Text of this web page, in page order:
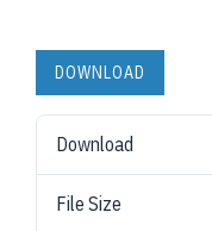
DOWNLOAD
Download
File Size